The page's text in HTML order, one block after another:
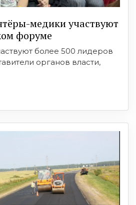
медики участвуют
форуме
более 500 лидеров
органов власти,